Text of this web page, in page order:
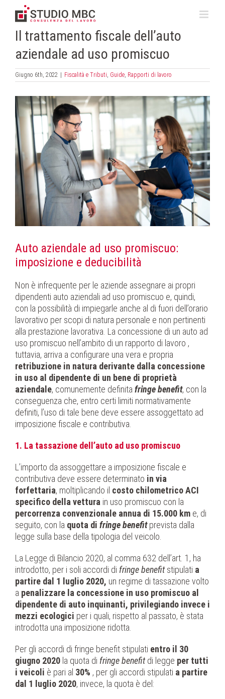
contenutoIl trattamento fiscale dell’auto
aziendale ad uso promiscuo
Giugno 6th, 2022 Fiscalità e Tributi, Guide, Rapporti di lavoro
Ingrandisci
immagine
Auto aziendale ad uso promiscuo:
imposizione e deducibilità
Non è infrequente per le aziende assegnare ai propri
dipendenti auto aziendali ad uso promiscuo e, quindi,
con la possibilità di impiegarle anche al di fuori dell’orario
lavorativo per scopi di natura personale e non pertinenti
alla prestazione lavorativa. La concessione di un auto ad
uso promiscuo nell’ambito di un rapporto di lavoro ,
tuttavia, arriva a configurare una vera e propria
retribuzione in natura derivante dalla concessione
in uso al dipendente di un bene di proprietà
aziendale, comunemente definita fringe benefit, con la
conseguenza che, entro certi limiti normativamente
definiti, l’uso di tale bene deve essere assoggettato ad
imposizione fiscale e contributiva.
1. La tassazione dell’auto ad uso promiscuo
L’importo da assoggettare a imposizione fiscale e
contributiva deve essere determinato in via
forfettaria, moltiplicando il costo chilometrico ACI
specifico della vettura in uso promiscuo con la
percorrenza convenzionale annua di 15.000 km e, di
seguito, con la quota di fringe benefitprevista dalla
legge sulla base della tipologia del veicolo.
La Legge di Bilancio 2020, al comma 632 dell’art. 1, ha
introdotto, per i soli accordi di fringe benefitstipulati a
partire dal 1 luglio 2020, un regime di tassazione volto
a penalizzare la concessione in uso promiscuo al
dipendente di auto inquinanti, privilegiando invece i
mezzi ecologici per i quali, rispetto al passato, è stata
introdotta una imposizione ridotta.
Per gli accordi di fringe benefit stipulati entro il 30
giugno 2020 la quota di fringe benefitdi legge per tutti
i veicoli è pari al 30% , per gli accordi stipulati a partire
dal 1 luglio 2020, invece, la quota è del: